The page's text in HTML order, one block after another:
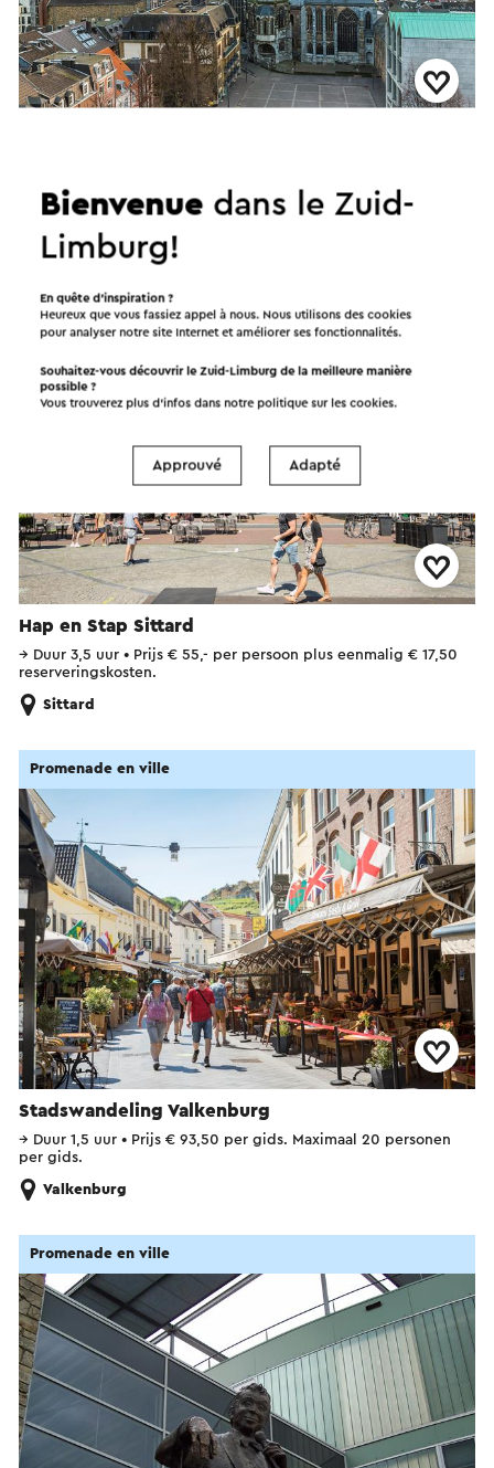
per gids.
Aken
Hap en Stap Sittard
→ Duur 3,5 uur • Prijs € 55,- per persoon plus eenmalig € 17,50
reserveringskosten.
Sittard
Stadswandeling Valkenburg
Promenade en ville
→ Duur 1,5 uur • Prijs € 93,50 per gids. Maximaal 20 personen
per gids.
Valkenburg
Promenade en ville
Bienvenuedans le Zuid-
Limburg!
En quête d’inspiration ?
Heureux que vous fassiez appel à nous. Nous utilisons des cookies
pour analyser notre site Internet et améliorer ses fonctionnalités.
Souhaitez-vous découvrir le Zuid-Limburg de la meilleure manière
possible ?
Vous trouverez plus d’infos dans notre politique sur lescookies.
Approuvé Adapté